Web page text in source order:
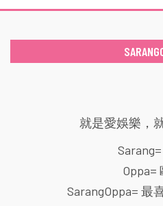
就是愛娛樂，
Oppa=
SarangOppa= 最